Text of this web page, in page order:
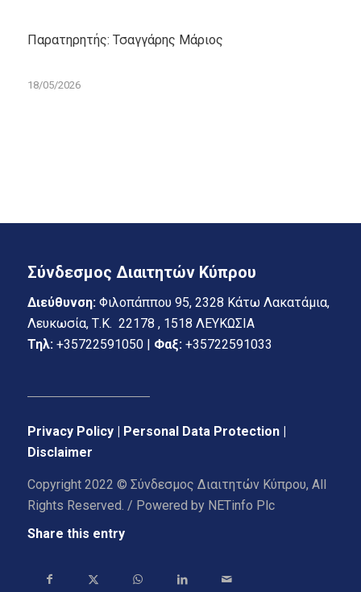
Παρατηρητής: Τσαγγάρης Μάριος
18/05/2026
Σύνδεσμος Διαιτητών Κύπρου
Διεύθυνση:Φιλοπάππου 95, 2328 Κάτω Λακατάμια,
Λευκωσία, Τ.Κ. 22178 , 1518 ΛΕΥΚΩΣΙΑ
Τηλ:+35722591050 | Φαξ:+35722591033
Privacy Policy | Personal Data Protection |
Disclaimer
Copyright 2022 © Σύνδεσμος Διαιτητών Κύπρου, All
Rights Reserved. / Powered by NETinfo Plc
Share this entry